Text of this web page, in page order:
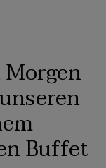
Buffet